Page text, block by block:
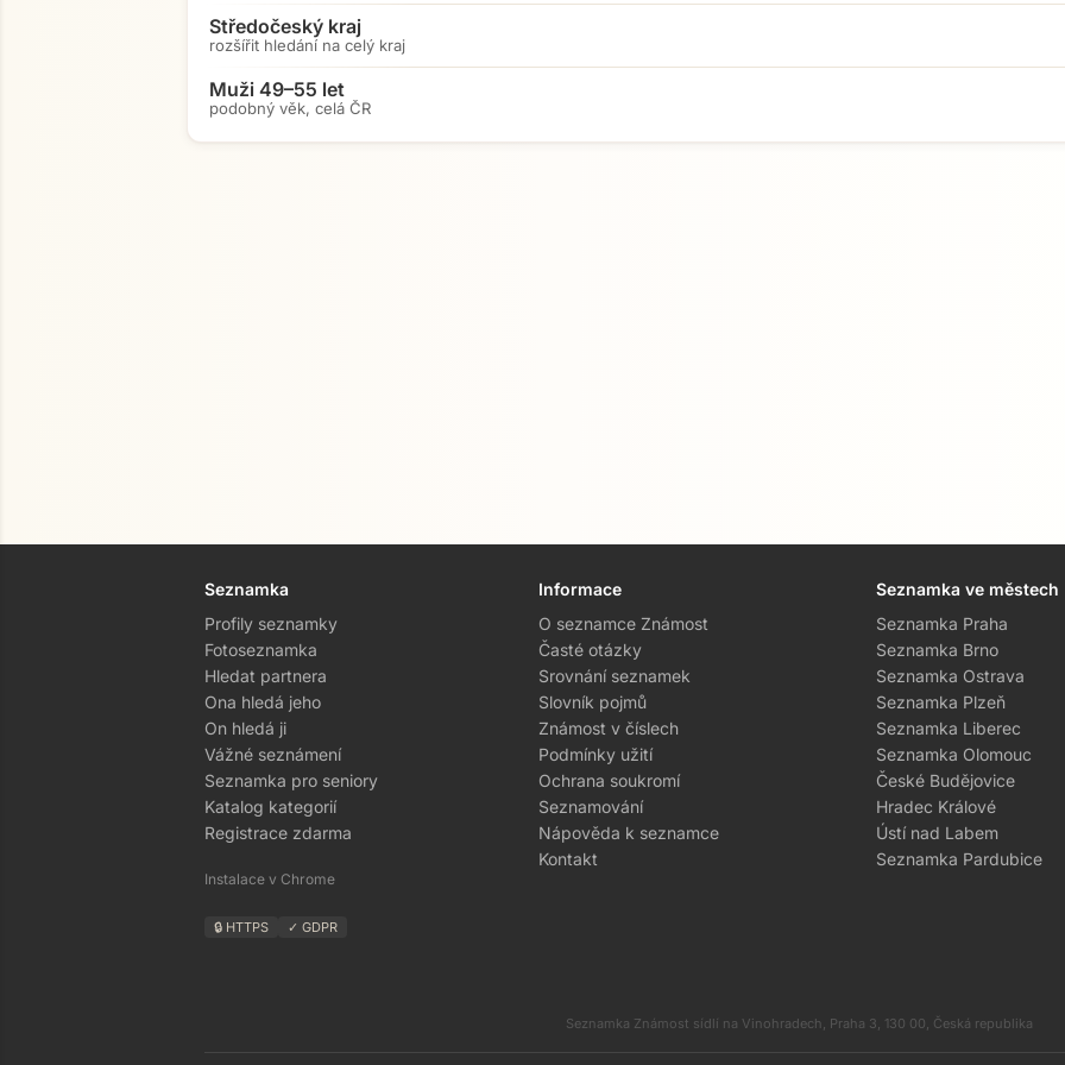
Středočeský kraj
rozšířit hledání na celý kraj
Muži 49–55 let
podobný věk, celá ČR
Seznamka
Profily seznamky
Fotoseznamka
Hledat partnera
Ona hledá jeho
On hledá ji
Vážné seznámení
Seznamka pro seniory
Katalog kategorií
Registrace zdarma
Instalace v Chrome
🔒 HTTPS ✓ GDPR
Informace
O seznamce Známost
Časté otázky
Srovnání seznamek
Slovník pojmů
Známost v číslech
Podmínky užití
Ochrana soukromí
Seznamování
Nápověda k seznamce
Kontakt
Seznamka ve městech
Seznamka Praha
Seznamka Brno
Seznamka Ostrava
Seznamka Plzeň
Seznamka Liberec
Seznamka Olomouc
České Budějovice
Hradec Králové
Ústí nad Labem
Seznamka Pardubice
Seznamka Známost sídlí na Vinohradech, Praha 3, 130 00, Česká republika